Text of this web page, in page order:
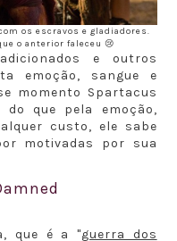
os escravos e gladiadores.
o anterior faleceu 😢
e outros
emoção, sangue e
momento Spartacus
que pela emoção,
custo, ele sabe
motivadas por sua
que é a "guerra dos